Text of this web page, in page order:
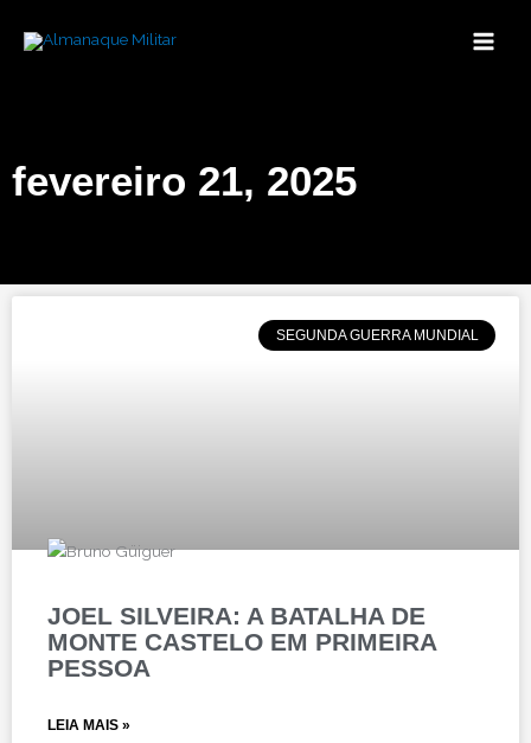
para
fevereiro 21, 2025
SEGUNDA GUERRA MUNDIAL
JOEL SILVEIRA: A BATALHA DE
MONTE CASTELO EM PRIMEIRA
PESSOA
LEIA MAIS »